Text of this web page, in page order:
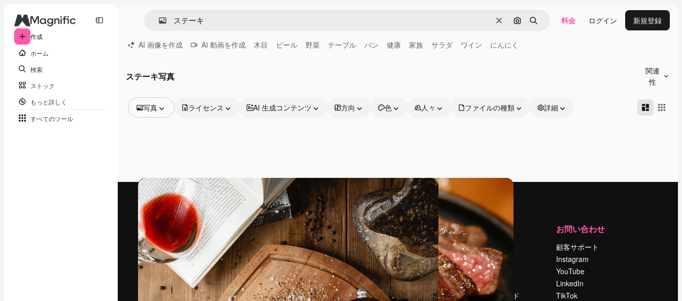
作成
ホーム
検索
ストック
もっと詳しく
すべてのツール
消去 画像で検索
検索 料金 ログイン 新規登録
AI 画像を作成 AI 動画を作成 木目 ビール 野菜 テーブル パン 健康 家族 サラダ ワイン にんにく
ステーキ写真
関連
性
写真
動画
映像素材
モーショングラフィックス
動画テンプレート
アイコン
3D モデル
フォント
ライセンス AI 生成コンテンツ 方向 色 人々 ファイルの種類 詳細
最高のクリエイティブ制作を導くためのプラ
ットフォーム。クリエイター、企業、代理
店、スタジオを含む100万人以上が利用して
います。
日本語
製品
Spaces
AI アシスタント
AI 画像生成ツール
AI 動画生成ツール
AI 音声合成ツール
はじめに
Academy
ドキュメント
サポート
利用規約
プライバシーポリ
運営
料金
会社概要
Reviews
採用情報
検索トレンド
お問い合わせ
顧客サポート
Instagram
YouTube
LinkedIn
TikTok